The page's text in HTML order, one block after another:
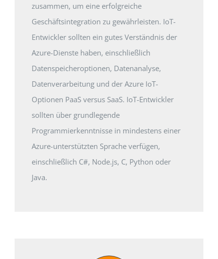
zusammen, um eine erfolgreiche
Geschäftsintegration zu gewährleisten. IoT-
Entwickler sollten ein gutes Verständnis der
Azure-Dienste haben, einschließlich
Datenspeicheroptionen, Datenanalyse,
Datenverarbeitung und der Azure IoT-
Optionen PaaS versus SaaS. IoT-Entwickler
sollten über grundlegende
Programmierkenntnisse in mindestens einer
Azure-unterstützten Sprache verfügen,
einschließlich C#, Node.js, C, Python oder
Java.